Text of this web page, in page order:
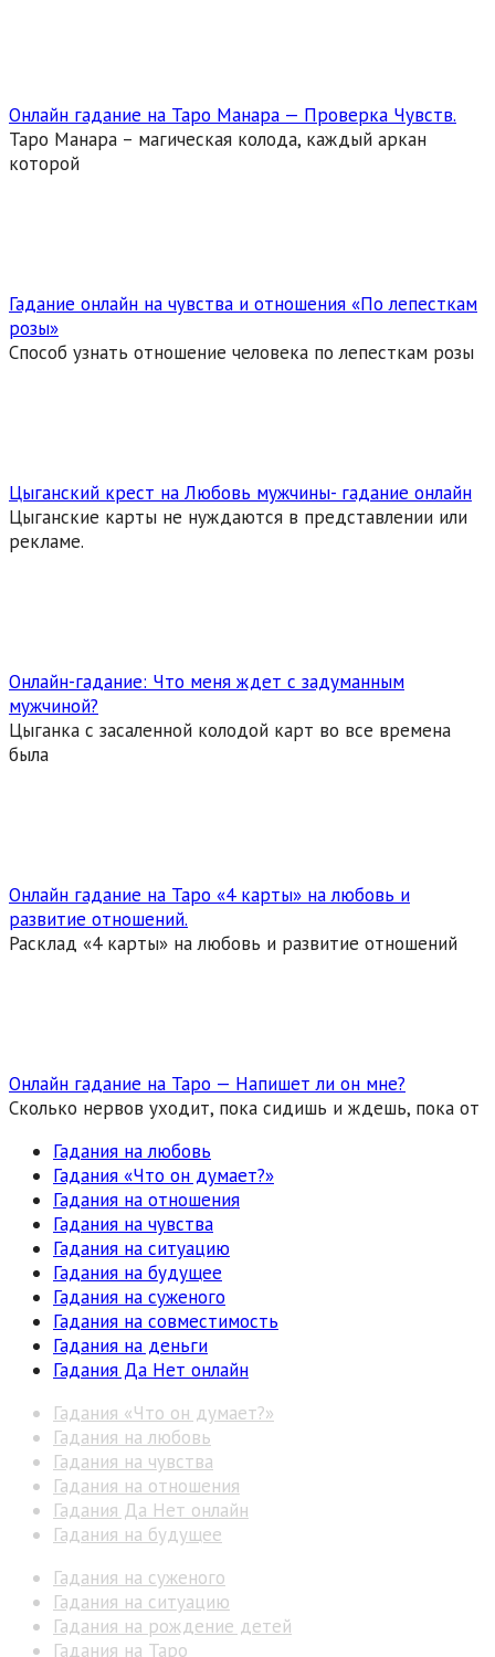
Онлайн гадание на Таро Манара — Проверка Чувств.
Таро Манара – магическая колода, каждый аркан
которой
Гадание онлайн на чувства и отношения «По лепесткам
розы»
Способ узнать отношение человека по лепесткам розы
Цыганский крест на Любовь мужчины- гадание онлайн
Цыганские карты не нуждаются в представлении или
рекламе.
Онлайн-гадание: Что меня ждет с задуманным
мужчиной?
Цыганка с засаленной колодой карт во все времена
была
Онлайн гадание на Таро «4 карты» на любовь и
развитие отношений.
Расклад «4 карты» на любовь и развитие отношений
Онлайн гадание на Таро — Напишет ли он мне?
Сколько нервов уходит, пока сидишь и ждешь, пока от
Гадания на любовь
Гадания «Что он думает?»
Гадания на отношения
Гадания на чувства
Гадания на ситуацию
Гадания на будущее
Гадания на суженого
Гадания на совместимость
Гадания на деньги
Гадания Да Нет онлайн
Гадания «Что он думает?»
Гадания на любовь
Гадания на чувства
Гадания на отношения
Гадания Да Нет онлайн
Гадания на будущее
Гадания на суженого
Гадания на ситуацию
Гадания на рождение детей
Гадания на Таро